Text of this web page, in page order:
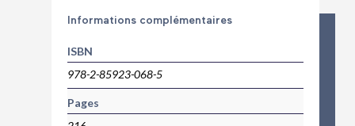
Informations complémentaires
ISBN
978-2-85923-068-5
Pages